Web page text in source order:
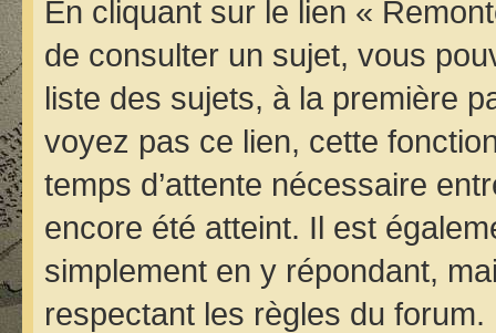
En cliquant sur le lien «
de consulter un sujet, vous
liste des sujets, à la première
voyez pas ce lien, cette
temps d’attente nécessaire
encore été atteint. Il est
simplement en y répondant,
respectant les règles du forum.